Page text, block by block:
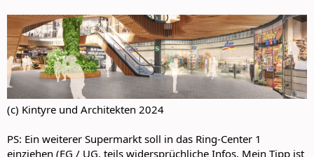
(c) Kintyre und Architekten 2024
PS: Ein weiterer Supermarkt soll in das Ring-Center 1
einziehen (EG / UG, teils widersprüchliche Infos. Mein Tipp ist